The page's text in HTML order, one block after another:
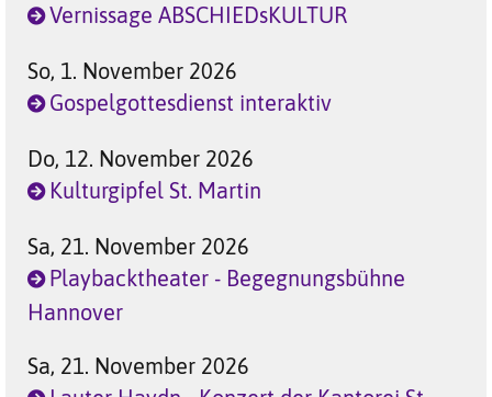
Vernissage ABSCHIEDsKULTUR
So, 1. November 2026
Gospelgottesdienst interaktiv
Do, 12. November 2026
Kulturgipfel St. Martin
Sa, 21. November 2026
Playbacktheater - Begegnungsbühne
Hannover
Sa, 21. November 2026